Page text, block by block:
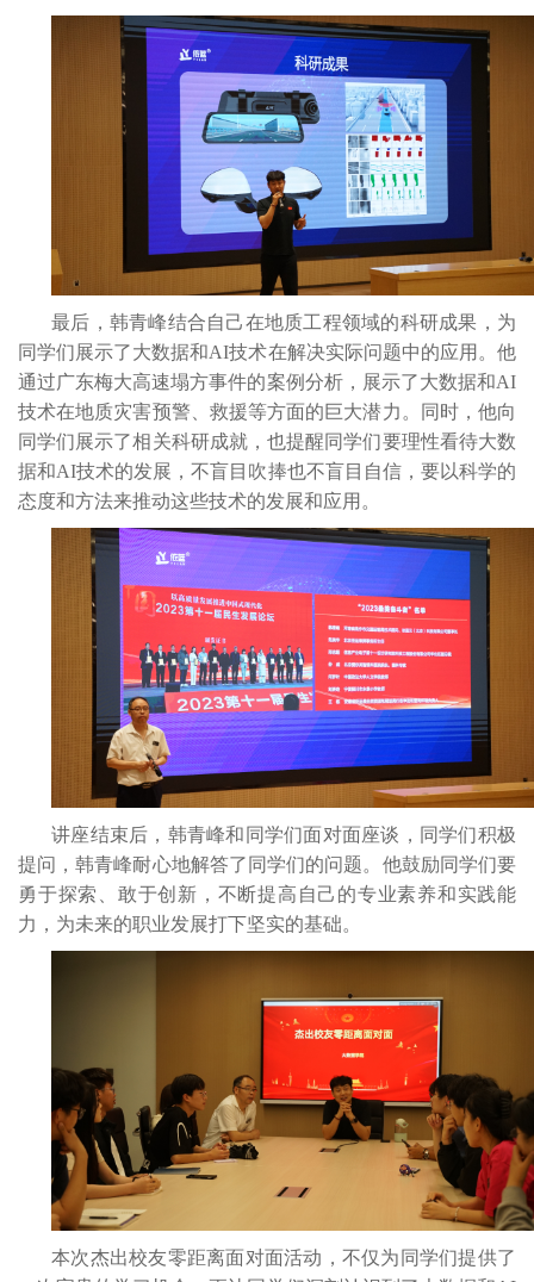
最后，韩青峰结合自己在地质工程领域的科研成果，为
同学们展示了大数据和AI技术在解决实际问题中的应用。他
通过广东梅大高速塌方事件的案例分析，展示了大数据和AI
技术在地质灾害预警、救援等方面的巨大潜力。同时，他向
同学们展示了相关科研成就，也提醒同学们要理性看待大数
据和AI技术的发展，不盲目吹捧也不盲目自信，要以科学的
态度和方法来推动这些技术的发展和应用。
讲座结束后，韩青峰和同学们面对面座谈，同学们积极
提问，韩青峰耐心地解答了同学们的问题。他鼓励同学们要
勇于探索、敢于创新，不断提高自己的专业素养和实践能
力，为未来的职业发展打下坚实的基础。
本次杰出校友零距离面对面活动，不仅为同学们提供了